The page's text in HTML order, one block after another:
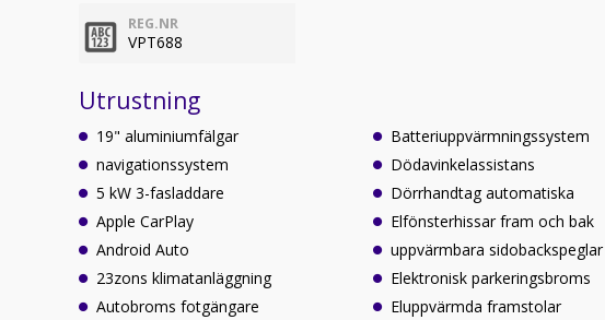
REG.NR
VPT688
Utrustning
19" aluminiumfälgar
navigationssystem
5 kW 3-fasladdare
Apple CarPlay
Android Auto
23zons klimatanläggning
Autobroms fotgängare
Batteriuppvärmningssystem
Dödavinkelassistans
Dörrhandtag automatiska
Elfönsterhissar fram och bak
uppvärmbara sidobackspeglar
Elektronisk parkeringsbroms
Eluppvärmda framstolar